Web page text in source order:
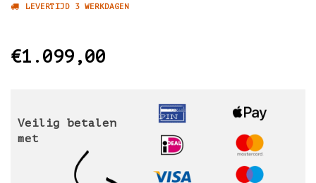
LEVERTIJD 3 WERKDAGEN
€1.099,00
Veilig betalen
met